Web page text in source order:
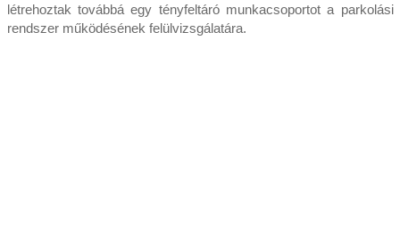
létrehoztak továbbá egy tényfeltáró munkacsoportot a parkolási
rendszer működésének felülvizsgálatára.